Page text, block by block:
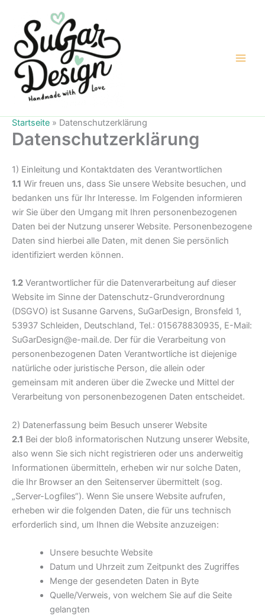
springen
Startseite » Datenschutzerklärung
Datenschutzerklärung
1) Einleitung und Kontaktdaten des Verantwortlichen
1.1 Wir freuen uns, dass Sie unsere Website besuchen, und
bedanken uns für Ihr Interesse. Im Folgenden informieren
wir Sie über den Umgang mit Ihren personenbezogenen
Daten bei der Nutzung unserer Website. Personenbezogene
Daten sind hierbei alle Daten, mit denen Sie persönlich
identifiziert werden können.
1.2 Verantwortlicher für die Datenverarbeitung auf dieser
Website im Sinne der Datenschutz-Grundverordnung
(DSGVO) ist Susanne Garvens, SuGarDesign, Bronsfeld 1,
53937 Schleiden, Deutschland, Tel.: 015678830935, E-Mail:
SuGarDesign@e-mail.de. Der für die Verarbeitung von
personenbezogenen Daten Verantwortliche ist diejenige
natürliche oder juristische Person, die allein oder
gemeinsam mit anderen über die Zwecke und Mittel der
Verarbeitung von personenbezogenen Daten entscheidet.
2) Datenerfassung beim Besuch unserer Website
2.1 Bei der bloß informatorischen Nutzung unserer Website,
also wenn Sie sich nicht registrieren oder uns anderweitig
Informationen übermitteln, erheben wir nur solche Daten,
die Ihr Browser an den Seitenserver übermittelt (sog.
„Server-Logfiles“). Wenn Sie unsere Website aufrufen,
erheben wir die folgenden Daten, die für uns technisch
erforderlich sind, um Ihnen die Website anzuzeigen:
Unsere besuchte Website
Datum und Uhrzeit zum Zeitpunkt des Zugriffes
Menge der gesendeten Daten in Byte
Quelle/Verweis, von welchem Sie auf die Seite
gelangten